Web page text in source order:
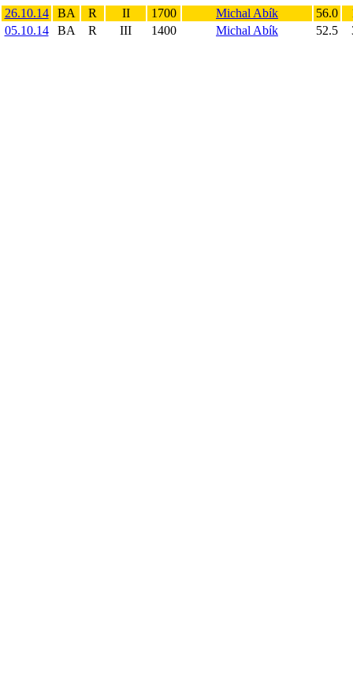
26.10.14
BA R II 1700 Michal Abík 56.0
05.10.14
BA R III 1400 Michal Abík 52.5